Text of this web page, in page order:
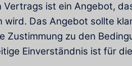
Vertrags ist ein Angebot,
wird. Das Angebot sollte
Zustimmung zu den
Einverständnis ist für